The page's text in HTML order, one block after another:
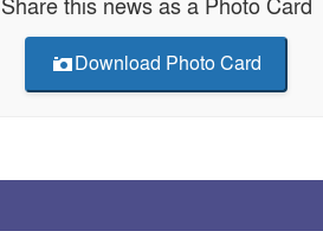
Share this news as a Photo Card
Download Photo Card